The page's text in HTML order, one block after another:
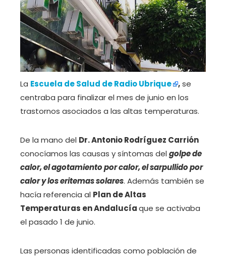
La Escuela de Salud de Radio Ubrique ,se
centraba para finalizar el mes de junio en los
trastornos asociados a las altas temperaturas.
De la mano del Dr. Antonio Rodríguez Carrión
conocíamos las causas y síntomas del golpe de
calor, el agotamiento por calor, el sarpullido por
calor y los eritemas solares. Además también se
hacía referencia al Plan de Altas
Temperaturas en Andalucíaque se activaba
el pasado 1 de junio.
Las personas identificadas como población de